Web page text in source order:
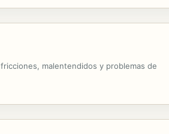
malentendidos y problemas de